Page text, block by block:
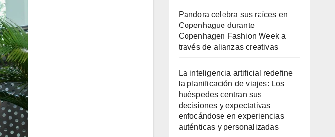
Pandora celebra sus raíces en
Copenhague durante
Copenhagen Fashion Week a
través de alianzas creativas
La inteligencia artificial redefine
la planificación de viajes: Los
huéspedes centran sus
decisiones y expectativas
enfocándose en experiencias
auténticas y personalizadas